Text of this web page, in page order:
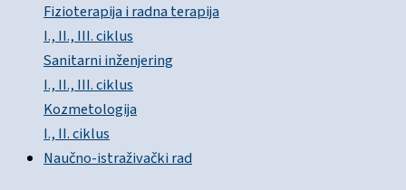
Fizioterapija i radna terapija
I., II., III. ciklus
Sanitarni inženjering
I., II., III. ciklus
Kozmetologija
I., II. ciklus
Naučno-istraživački rad